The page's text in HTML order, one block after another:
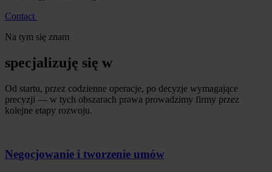
Contact
Na tym się znam
specjalizuję się w
Od startu, przez codzienne operacje, po decyzje wymagające
precyzji — w tych obszarach prawa prowadzimy firmy przez
kolejne etapy rozwoju.
Negocjowanie i tworzenie umów